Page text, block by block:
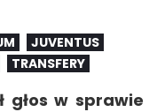
JUVENTUS
TRANSFERY
głos w sprawie